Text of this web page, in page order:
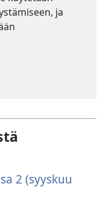
ja
2 (syyskuu